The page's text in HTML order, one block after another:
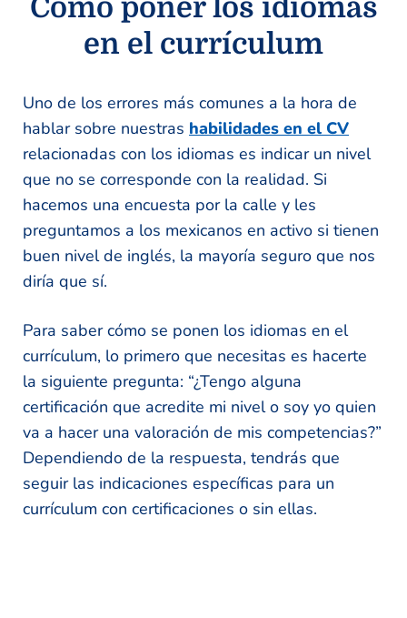
Cómo poner los idiomas
en el currículum
Uno de los errores más comunes a la hora de
hablar sobre nuestras habilidades en el CV
relacionadas con los idiomas es indicar un nivel
que no se corresponde con la realidad. Si
hacemos una encuesta por la calle y les
preguntamos a los mexicanos en activo si tienen
buen nivel de inglés, la mayoría seguro que nos
diría que sí.
Para saber cómo se ponen los idiomas en el
currículum, lo primero que necesitas es hacerte
la siguiente pregunta: “¿Tengo alguna
certificación que acredite mi nivel o soy yo quien
va a hacer una valoración de mis competencias?”
Dependiendo de la respuesta, tendrás que
seguir las indicaciones específicas para un
currículum con certificaciones o sin ellas.